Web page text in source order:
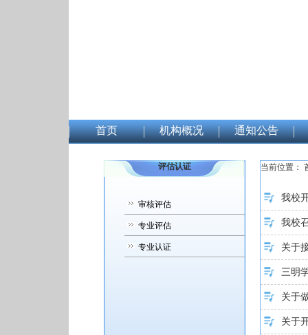
首页 机构概况 通知公告
评估认证
审核评估
专业评估
专业认证
当前位置：
我校
我校
关于
三明
关于
关于